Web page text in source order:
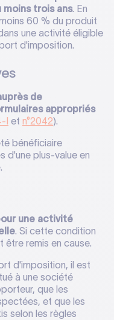
trois ans. En
60 % du produit
une activité éligible
d'imposition.
de
appropriés
I et n°2042).
bénéficiaire
d'une plus-value en
une activité
. Si cette condition
remis en cause.
d'imposition, il est
à une société
que les
et que les
selon les règles